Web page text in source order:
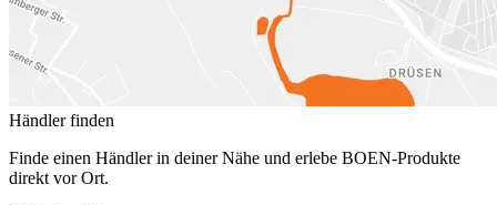
Händler finden
Finde einen Händler in deiner Nähe und erlebe BOEN-Produkte
direkt vor Ort.